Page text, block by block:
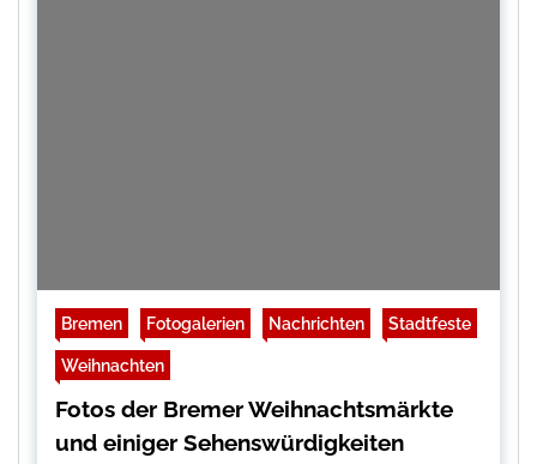
Bremen Fotogalerien Nachrichten Stadtfeste
Weihnachten
Fotos der Bremer Weihnachtsmärkte
und einiger Sehenswürdigkeiten